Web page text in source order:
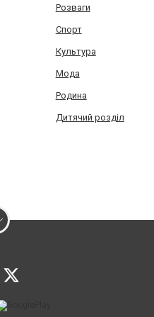
Розваги
Спорт
Культура
Мода
Родина
Дитячий розділ